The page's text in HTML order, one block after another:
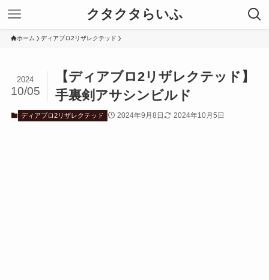
クタクタらいふ
ホーム ディアブロ2リザレクテッド
【ディアブロ2リザレクテッド】
手裏剣アサシンビルド
2024
10/05
ディアブロ2リザレクテッド 2024年9月8日 2024年10月5日